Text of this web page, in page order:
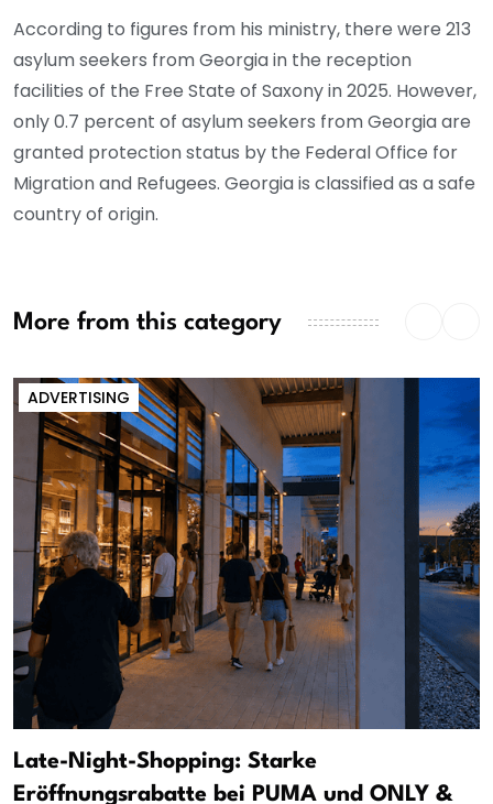
According to figures from his ministry, there were 213
asylum seekers from Georgia in the reception
facilities of the Free State of Saxony in 2025. However,
only 0.7 percent of asylum seekers from Georgia are
granted protection status by the Federal Office for
Migration and Refugees. Georgia is classified as a safe
country of origin.
More from this category
ADVERTISING
Late-Night-Shopping: Starke
Eröffnungsrabatte bei PUMA und ONLY &